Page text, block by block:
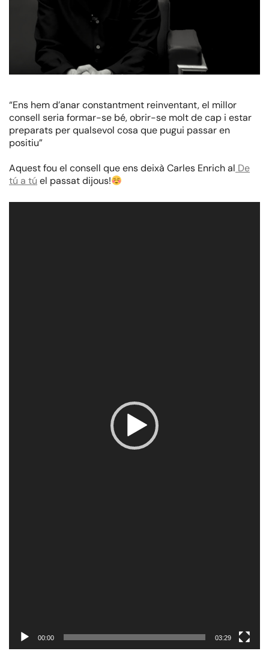
“Ens hem d’anar constantment reinventant, el millor
consell seria formar-se bé, obrir-se molt de cap i estar
preparats per qualsevol cosa que pugui passar en
positiu”
Aquest fou el consell que ens deixà Carles Enrich al De
tú a tú el passat dijous!
00:00 03:29